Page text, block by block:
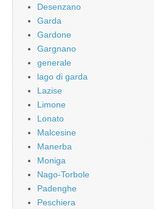
Desenzano
Garda
Gardone
Gargnano
generale
lago di garda
Lazise
Limone
Lonato
Malcesine
Manerba
Moniga
Nago-Torbole
Padenghe
Peschiera